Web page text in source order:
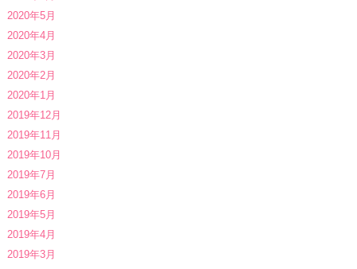
2020年5月
2020年4月
2020年3月
2020年2月
2020年1月
2019年12月
2019年11月
2019年10月
2019年7月
2019年6月
2019年5月
2019年4月
2019年3月